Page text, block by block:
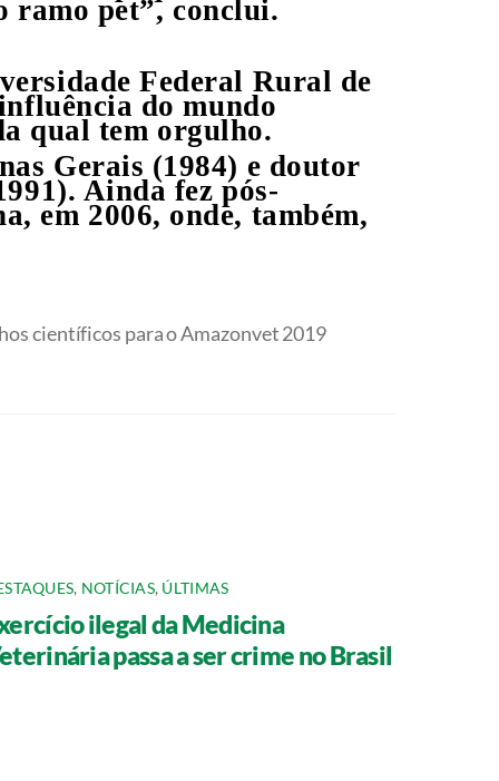
ramo pet”, conclui.
Federal Rural de
do mundo
qual tem orgulho.
Gerais (1984) e doutor
Ainda fez pós-
em 2006, onde, também,
científicos para o Amazonvet 2019
, NOTÍCIAS, ÚLTIMAS
ilegal da Medicina
passa a ser crime no Brasil